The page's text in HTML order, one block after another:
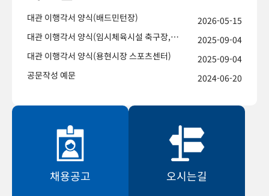
대관 이행각서 양식(배드민턴장)
2026-05-15
대관 이행각서 양식(임시체육시설 축구장,
야구장)
2025-09-04
대관 이행각서 양식(용현시장 스포츠센터)
2025-09-04
공문작성 예문
2024-06-20
채용공고 오시는길